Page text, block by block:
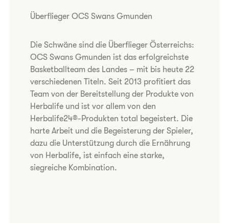
Überflieger OCS Swans Gmunden
Die Schwäne sind die Überflieger Österreichs:
OCS Swans Gmunden ist das erfolgreichste
Basketballteam des Landes – mit bis heute 22
verschiedenen Titeln. Seit 2013 profitiert das
Team von der Bereitstellung der Produkte von
Herbalife und ist vor allem von den
Herbalife24®-Produkten total begeistert. Die
harte Arbeit und die Begeisterung der Spieler,
dazu die Unterstützung durch die Ernährung
von Herbalife, ist einfach eine starke,
siegreiche Kombination.